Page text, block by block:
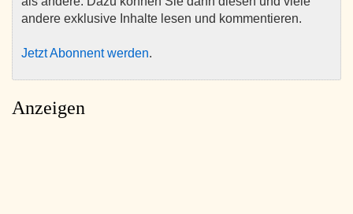
andere exklusive Inhalte lesen und kommentieren.
Jetzt Abonnent werden.
Anzeigen